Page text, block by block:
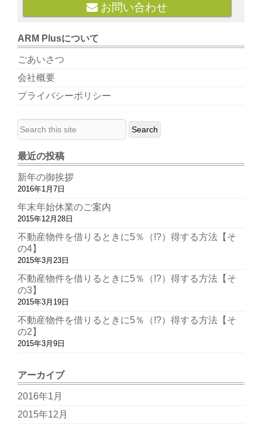
お問い合わせ
ARM Plusについて
ごあいさつ
会社概要
プライバシーポリシー
最近の投稿
新年の御挨拶
2016年1月7日
年末年始休業のご案内
2015年12月28日
不動産物件を借りるときに5％（!?）得する方法【そ
の4】
2015年3月23日
不動産物件を借りるときに5％（!?）得する方法【そ
の3】
2015年3月19日
不動産物件を借りるときに5％（!?）得する方法【そ
の2】
2015年3月9日
アーカイブ
2016年1月
2015年12月